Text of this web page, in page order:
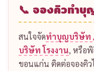
📞 จองคิวทำบุ
สนใจจัดทำบุญบริษัท
บริษัท โรงงาน, หรือ
ขอนแก่น ติดต่อจองคิว